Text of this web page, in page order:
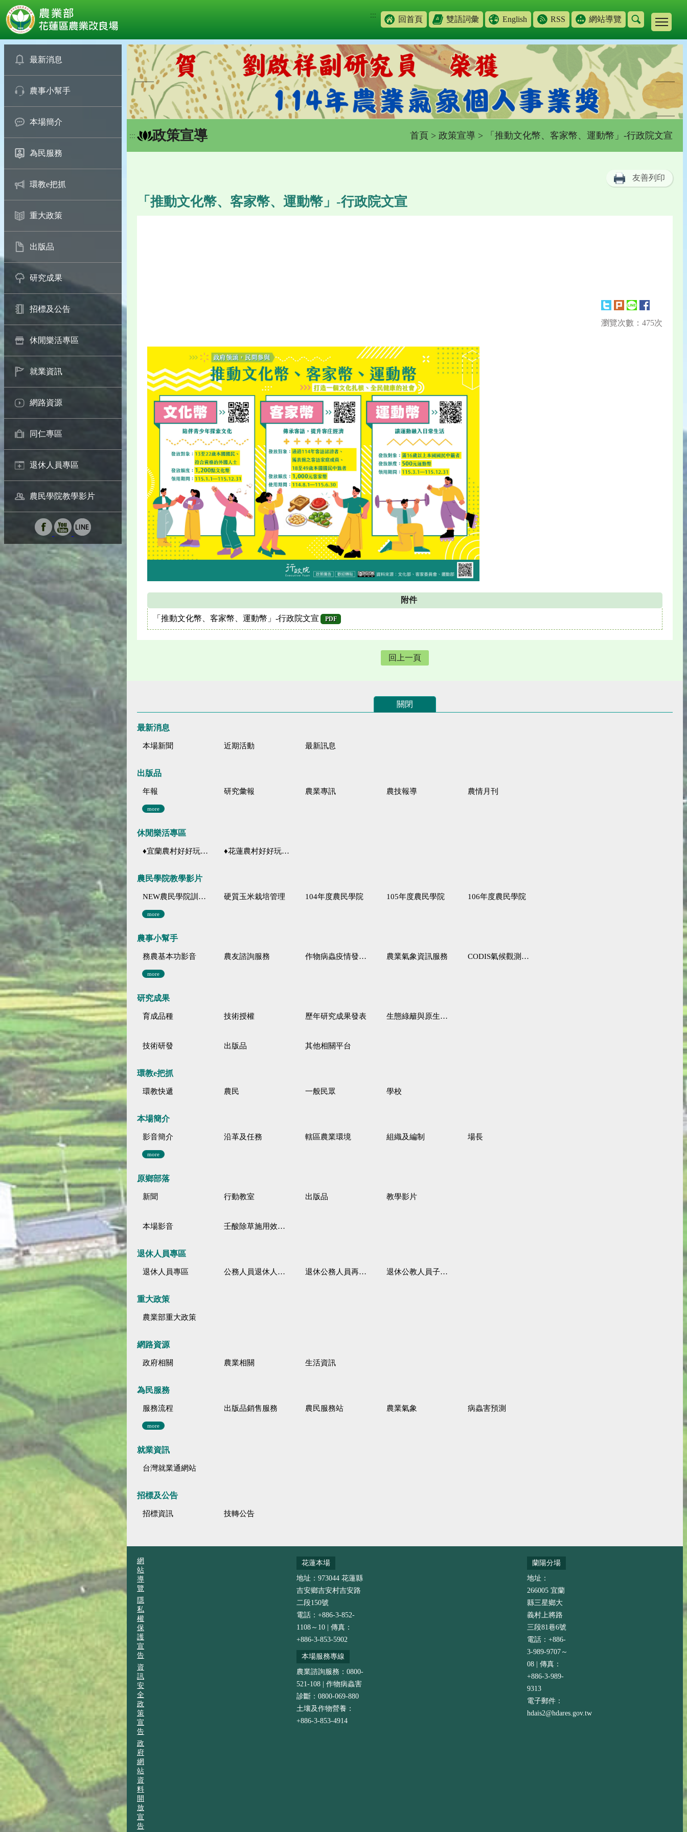
::: 回首頁 雙語詞彙 English RSS 網站導覽
最新消息
農事小幫手
本場簡介
為民服務
環教e把抓
重大政策
出版品
研究成果
招標及公告
休閒樂活專區
就業資訊
網路資源
同仁專區
退休人員專區
農民學院教學影片
::: 政策宣導 首頁 > 政策宣導 > 「推動文化幣、客家幣、運動幣」-行政院文宣
友善列印
「推動文化幣、客家幣、運動幣」-行政院文宣
瀏覽次數：475次
附件
「推動文化幣、客家幣、運動幣」-行政院文宣 PDF
回上一頁
關閉
最新消息
本場新聞 近期活動 最新訊息
出版品
年報 研究彙報 農業專訊 農技報導 農情月刊
more
休閒樂活專區
♦宜蘭農村好好玩 ♦「農、藝、山、水」四條遊程推薦 ♦花蓮農村好好玩♦「原、生、慢、活」四條遊程推薦
農民學院教學影片
NEW農民學院訓練影音分類 硬質玉米栽培管理 104年度農民學院 105年度農民學院 106年度農民學院
more
農事小幫手
務農基本功影音 農友諮詢服務 作物病蟲疫情發生預測 農業氣象資訊服務 CODIS氣候觀測資料查詢服務
more
研究成果
育成品種 技術授權 歷年研究成果發表 生態綠籬與原生野花植生毯
技術研發 出版品 其他相關平台
環教e把抓
環教快遞 農民 一般民眾 學校
本場簡介
影音簡介 沿革及任務 轄區農業環境 組織及編制 場長
more
原鄉部落
新聞 行動教室 出版品 教學影片
本場影音 壬酸除草施用效果觀察
退休人員專區
退休人員專區 公務人員退休人員法施行細則 退休公務人員再任職務 退休公教人員子女教育補助規定
重大政策
農業部重大政策
網路資源
政府相關 農業相關 生活資訊
為民服務
服務流程 出版品銷售服務 農民服務站 農業氣象 病蟲害預測
more
就業資訊
台灣就業通網站
招標及公告
招標資訊 技轉公告
網
站
導
覽
隱
私
權
保
護
宣
告
資
訊
安
全
政
策
宣
告
政
府
網
站
資
料
開
放
宣
告
花蓮本場
地址：973044 花蓮縣
吉安鄉吉安村吉安路
二段150號
電話：+886-3-852-
1108～10 | 傳真：
+886-3-853-5902
本場服務專線
農業諮詢服務：0800-
521-108 | 作物病蟲害
診斷：0800-069-880
土壤及作物營養：
+886-3-853-4914
蘭陽分場
地址：
266005 宜蘭
縣三星鄉大
義村上將路
三段81巷6號
電話：+886-
3-989-9707～
08 | 傳真：
+886-3-989-
9313
電子郵件：
hdais2@hdares.gov.tw